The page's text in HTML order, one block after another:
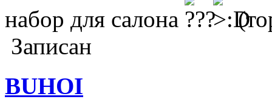
набор для салона
Записан
BUHOI